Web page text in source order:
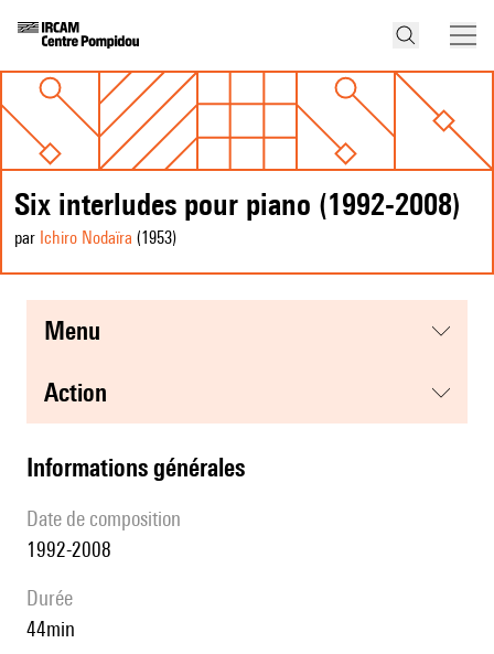
Six interludes pour piano (1992-2008)
par Ichiro Nodaïra (1953)
menu
action
informations générales
date de composition
1992-2008
durée
44min